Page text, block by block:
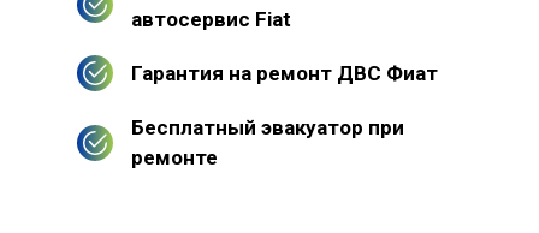
автосервис Fiat
Гарантия на ремонт ДВС Фиат
Бесплатный эвакуатор при
ремонте